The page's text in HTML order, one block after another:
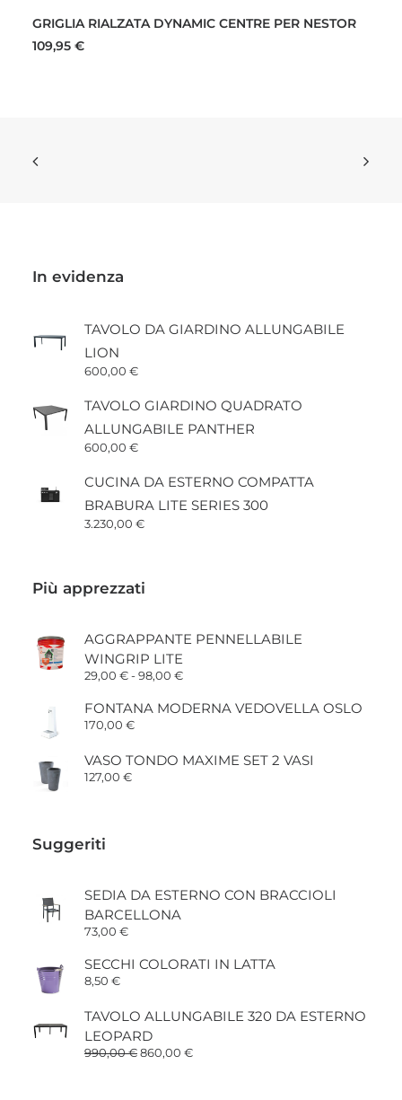
GRIGLIA RIALZATA DYNAMIC CENTRE PER NESTOR
109,95 €
In evidenza
TAVOLO DA GIARDINO ALLUNGABILE
LION
600,00 €
TAVOLO GIARDINO QUADRATO
ALLUNGABILE PANTHER
600,00 €
CUCINA DA ESTERNO COMPATTA
BRABURA LITE SERIES 300
3.230,00 €
Più apprezzati
AGGRAPPANTE PENNELLABILE
WINGRIP LITE
29,00 €-98,00 €Fascia
prezzo:
da
98,00 €
FONTANA MODERNA VEDOVELLA OSLO
170,00 €
VASO TONDO MAXIME SET 2 VASI
127,00 €
Suggeriti
SEDIA DA ESTERNO CON BRACCIOLI
BARCELLONA
73,00 €
SECCHI COLORATI IN LATTA
8,50 €
TAVOLO ALLUNGABILE 320 DA ESTERNO
LEOPARD
990,00€Il
860,00 €Il